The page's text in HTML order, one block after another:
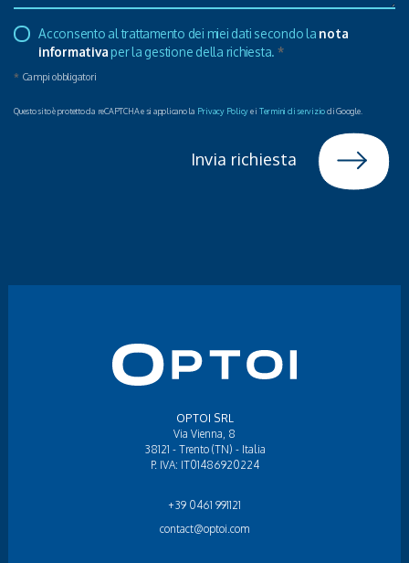
Acconsento al trattamento dei miei dati secondo la nota
informativa per la gestione della richiesta. *
* Campi obbligatori
Questo sito è protetto da reCAPTCHA e si applicano la Privacy Policye i Termini di serviziodi Google.
Invia richiesta
OPTOI SRL
Via Vienna, 8
38121 - Trento (TN) - Italia
P. IVA: IT01486920224
+39 0461 991121
contact@optoi.com